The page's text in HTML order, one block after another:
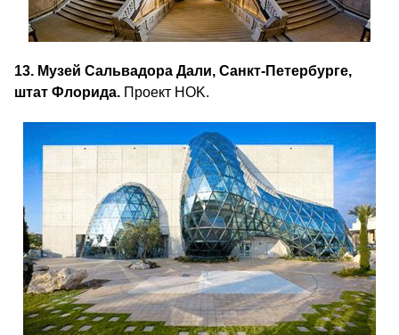
13. Музей Сальвадора Дали, Санкт-Петербурге,
штат Флорида. Проект HOK.